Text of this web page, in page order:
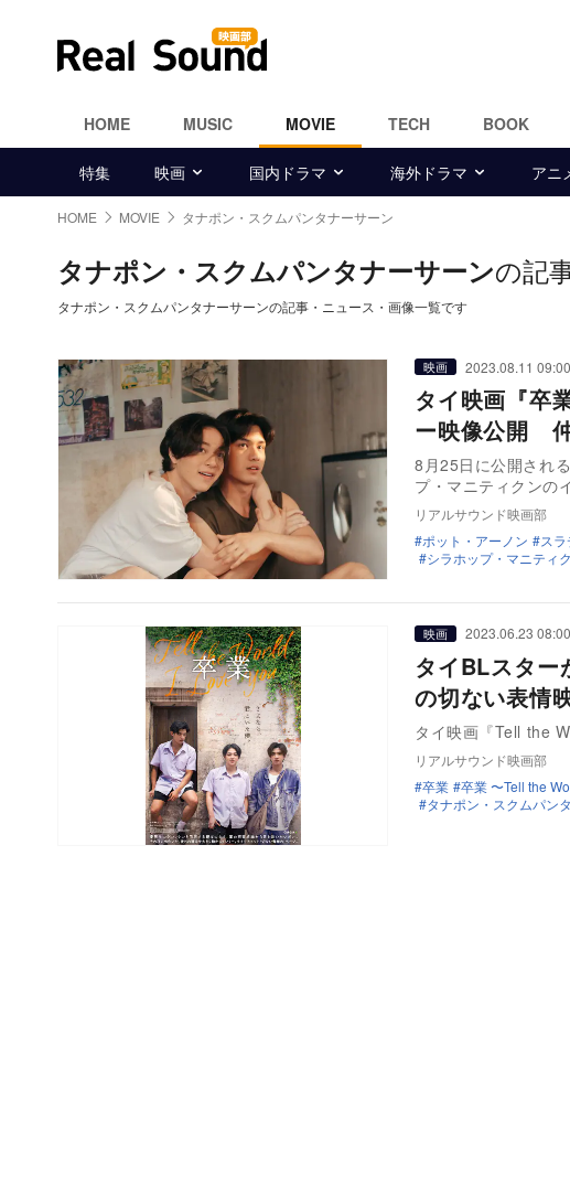
HOME MUSIC MOVIE TECH BOOK
特集 映画 国内ドラマ 海外ドラマ アニ
HOME MOVIE タナポン・スクムパンタナーサーン
タナポン・スクムパンタナーサーンの記
タナポン・スクムパンタナーサーンの記事・ニュース・画像一覧です
映画 2023.08.11 09:00
タイ映画『卒
ー映像公開
8月25日に公開され
プ・マニティクンの
リアルサウンド映画部
ポット・アーノン
ス
シラホップ・マニティ
映画 2023.06.23 08:00
タイBLスタ
の切ない表情
タイ映画『Tell the
リアルサウンド映画部
卒業
卒業 〜Tell the
タナポン・スクムパン